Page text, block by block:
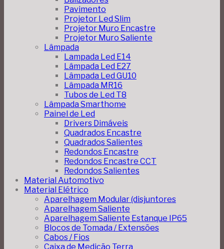
Pavimento
Projetor Led Slim
Projetor Muro Encastre
Projetor Muro Saliente
Lâmpada
Lampada Led E14
Lâmpada Led E27
Lâmpada Led GU10
Lâmpada MR16
Tubos de Led T8
Lâmpada Smarthome
Painel de Led
Drivers Dimáveis
Quadrados Encastre
Quadrados Salientes
Redondos Encastre
Redondos Encastre CCT
Redondos Salientes
Material Automotivo
Material Elétrico
Aparelhagem Modular (disjuntores
Aparelhagem Saliente
Aparelhagem Saliente Estanque IP65
Blocos de Tomada / Extensões
Cabos / Fios
Caixa de Medição Terra